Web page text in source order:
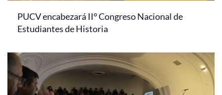
PUCV encabezará II° Congreso Nacional de
Estudiantes de Historia